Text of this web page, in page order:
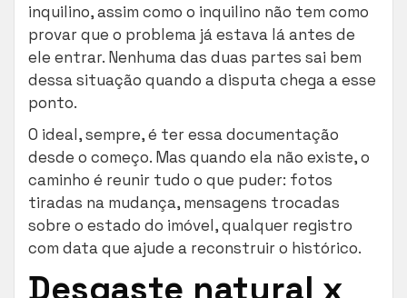
inquilino, assim como o inquilino não tem como
provar que o problema já estava lá antes de
ele entrar. Nenhuma das duas partes sai bem
dessa situação quando a disputa chega a esse
ponto.
O ideal, sempre, é ter essa documentação
desde o começo. Mas quando ela não existe, o
caminho é reunir tudo o que puder: fotos
tiradas na mudança, mensagens trocadas
sobre o estado do imóvel, qualquer registro
com data que ajude a reconstruir o histórico.
Desgaste natural x